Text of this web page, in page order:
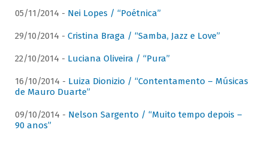
05/11/2014 - Nei Lopes / “Poétnica”
29/10/2014 - Cristina Braga / “Samba, Jazz e Love”
22/10/2014 - Luciana Oliveira / “Pura”
16/10/2014 - Luiza Dionizio / “Contentamento – Músicas
de Mauro Duarte”
09/10/2014 - Nelson Sargento / “Muito tempo depois –
90 anos”